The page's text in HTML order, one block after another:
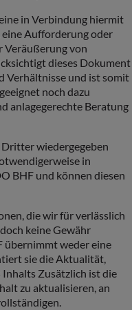
in Verbindung hiermit
eine Aufforderung oder
Veräußerung von
dieses Dokument
Verhältnisse und ist somit
noch dazu
anlagegerechte Beratung
wiedergegeben
in
BHF und können diesen
die wir für verlässlich
keine Gewähr
übernimmt weder eine
sie die Aktualität,
Zusätzlich ist die
zu aktualisieren, an